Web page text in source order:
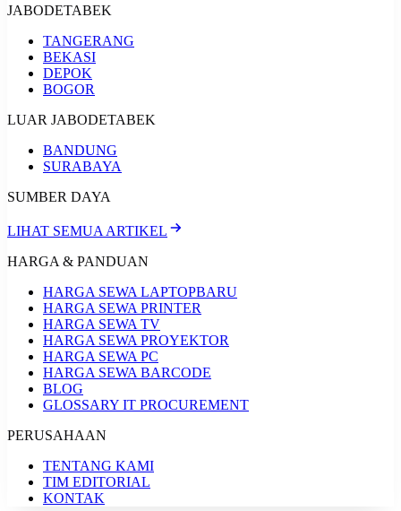
JABODETABEK
TANGERANG
BEKASI
DEPOK
BOGOR
LUAR JABODETABEK
BANDUNG
SURABAYA
SUMBER DAYA
LIHAT SEMUA ARTIKEL
HARGA & PANDUAN
HARGA SEWA LAPTOPBARU
HARGA SEWA PRINTER
HARGA SEWA TV
HARGA SEWA PROYEKTOR
HARGA SEWA PC
HARGA SEWA BARCODE
BLOG
GLOSSARY IT PROCUREMENT
PERUSAHAAN
TENTANG KAMI
TIM EDITORIAL
KONTAK